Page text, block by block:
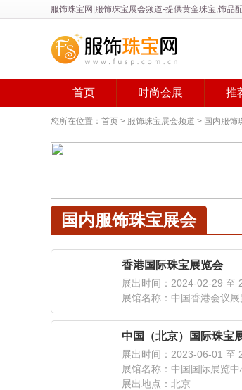
服饰珠宝网| 服饰珠宝展会频道-提供黄金珠宝,饰品
首页 时尚会展 推
您所在位置： 首页 > 服饰珠宝展会频道 > 国内服饰
国内服饰珠宝展会
香港国际珠宝展览会
展出时间：2024-02-29 至
展馆名称：中国香港会议
中国（北京）国际珠宝
展出时间：2023-06-01 至
展馆名称：中国国际展览中
展出地点：北京